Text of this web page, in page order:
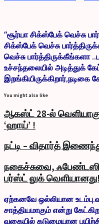
“சூர்யா சிக்ஸ்பேக் வெச்சு
சிக்ஸ்பேக் வெச்சு
வெச்சு பார்த்திருக்கீங்களா
உச்சந்தலையில் அடித்துக்
இறங்கியிருக்கிறார்,நடிகை
You might also like
ஆகஸ்ட் 28-ல்
‘ஹாய்’ !
நட்டி – விதார்த்
நகைச்சுவை, ஃபேண்டஸி
பர்ஸ்ட் லுக்
ஏற்கனவே ஒல்லியான
சாத்தியமாகும் என்று
வகையில் கடுமையான